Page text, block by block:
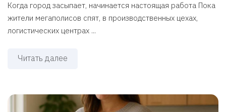
Когда город засыпает, начинается настоящая работа Пока
жители мегаполисов спят, в производственных цехах,
логистических центрах ...
Читать далее